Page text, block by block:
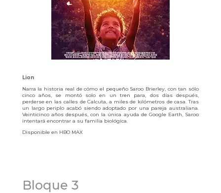
Lion
Narra la historia real de cómo el pequeño Saroo Brierley, con tan sólo
cinco años, se montó solo en un tren para, dos días después,
perderse en las calles de Calcuta, a miles de kilómetros de casa. Tras
un largo periplo acabó siendo adoptado por una pareja australiana.
Veinticinco años después, con la única ayuda de Google Earth, Saroo
intentará encontrar a su familia biológica.
Disponible en HBO MAX
Bloque 3